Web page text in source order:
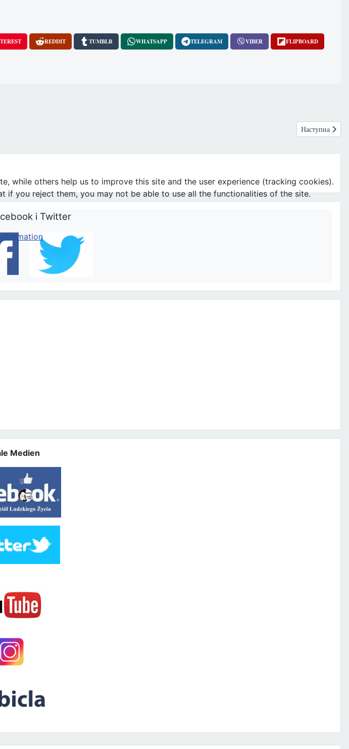
і Twitter
Medien
REDDIT TUMBLR WHATSAPP TELEGRAM VIBER FLIPBOARD
Наступна
Наступна
while others help us to improve this site and the user experience (tracking cookies).
you reject them, you may not be able to use all the functionalities of the site.